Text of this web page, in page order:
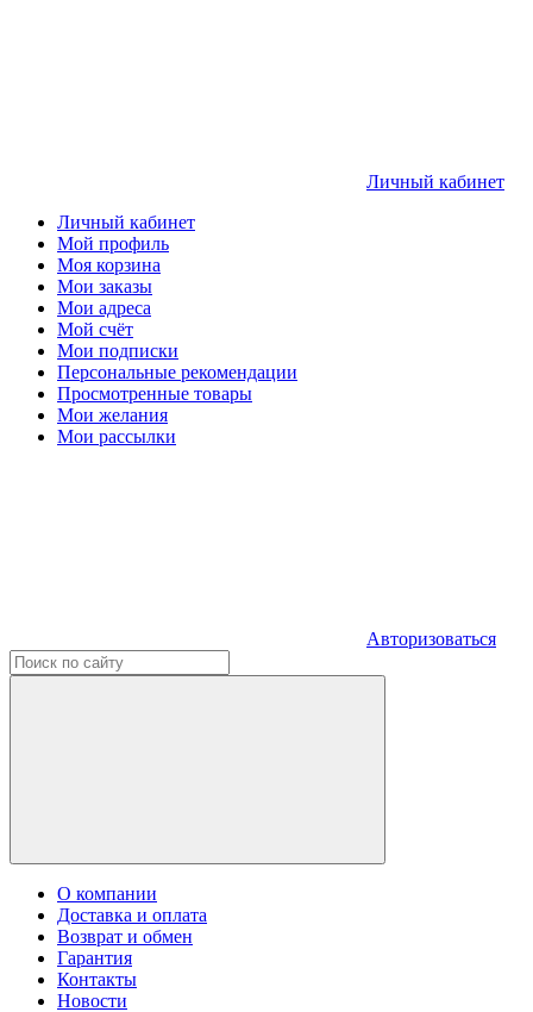
Личный кабинет
Личный кабинет
Мой профиль
Моя корзина
Мои заказы
Мои адреса
Мой счёт
Мои подписки
Персональные рекомендации
Просмотренные товары
Мои желания
Мои рассылки
Авторизоваться
О компании
Доставка и оплата
Возврат и обмен
Гарантия
Контакты
Новости